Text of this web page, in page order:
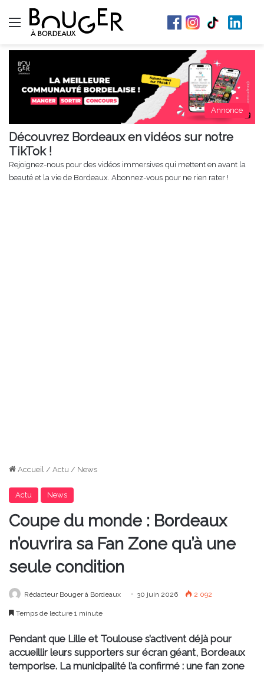
Menu
Annonce
Découvrez Bordeaux en vidéos sur notre
TikTok !
Rejoignez-nous pour des vidéos immersives qui mettent en avant la
beauté et la vie de Bordeaux. Abonnez-vous pour ne rien rater !
Accueil / Actu / News
Actu News
Coupe du monde : Bordeaux
n’ouvrira sa Fan Zone qu’à une
seule condition
Rédacteur Bouger à Bordeaux 30 juin 2026 2 092
Temps de lecture 1 minute
Pendant que Lille et Toulouse s’activent déjà pour
accueillir leurs supporters sur écran géant, Bordeaux
temporise. La municipalité l’a confirmé : une fan zone